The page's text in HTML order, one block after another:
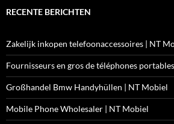
RECENTE BERICHTEN
Zakelijk inkopen telefoonaccessoires | NT
Fournisseurs en gros de téléphones
Großhandel Bmw Handyhüllen | NT Mobiel
Mobile Phone Wholesaler | NT Mobiel